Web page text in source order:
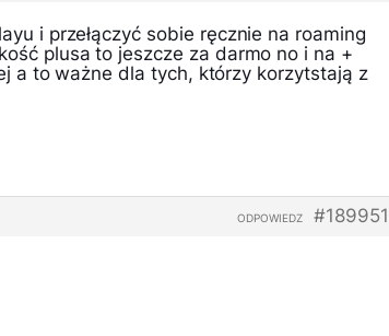
i przełączyć sobie ręcznie na roaming
plusa to jeszcze za darmo no i na +
a to ważne dla tych, którzy korzytstają z
#189951
ODPOWIEDZ